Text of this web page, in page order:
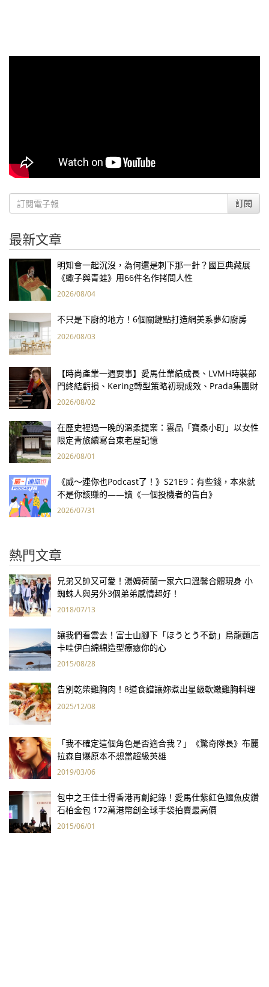
訂閱
最新文章
明知會一起沉沒，為何還是刺下那一針？國巨典藏展
《蠍子與青蛙》用66件名作拷問人性
2026/08/04
不只是下廚的地方！6個關鍵點打造網美系夢幻廚房
2026/08/03
【時尚產業一週要事】愛馬仕業績成長、LVMH時裝部
門終結虧損、Kering轉型策略初現成效、Prada集團財
報亮眼
2026/08/02
在歷史裡過一晚的溫柔提案：雲品「寶桑小町」以女性
限定青旅續寫台東老屋記憶
2026/08/01
《威～連你也Podcast了！》S21E9：有些錢，本來就
不是你該賺的——讀《一個投機者的告白》
2026/07/31
熱門文章
兄弟又帥又可愛！湯姆荷蘭一家六口溫馨合體現身 小
蜘蛛人與另外3個弟弟感情超好！
2018/07/13
讓我們看雲去！富士山腳下「ほうとう不動」烏龍麵店
卡哇伊白綿綿造型療癒你的心
2015/08/28
告別乾柴雞胸肉！8道食譜讓妳煮出星級軟嫩雞胸料理
2025/12/08
「我不確定這個角色是否適合我？」《驚奇隊長》布麗
拉森自爆原本不想當超級英雄
2019/03/06
包中之王佳士得香港再創紀錄！愛馬仕紫紅色鱷魚皮鑽
石柏金包 172萬港幣創全球手袋拍賣最高價
2015/06/01